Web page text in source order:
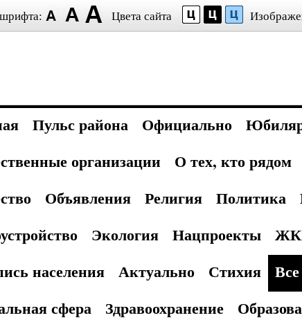
Цвета сайта
Пульс района Официально
организации
О тех, кто рядом
Объявления Религия Политика
Экология Нацпроекты
населения
Актуально Стихия
сфера
Здравоохранение